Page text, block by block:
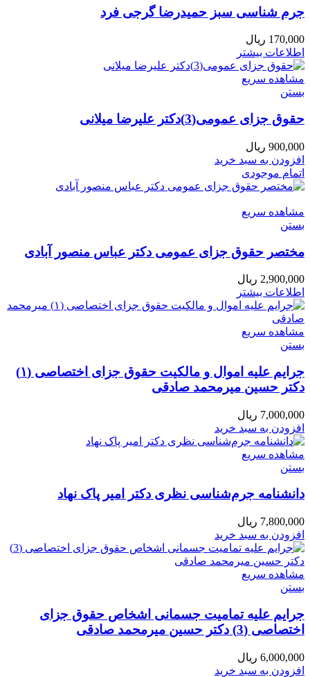
جرم شناسی سبز حمیدرضا گرجی فرد
170,000 ریال
اطلاعات بیشتر
مشاهده سریع
بستن
حقوق جزای عمومی(3)دکتر علیرضا میلانی
900,000 ریال
افزودن به سبد خرید
اتمام موجودی
مشاهده سریع
بستن
مختصر حقوق جزای عمومی دکتر عباس منصور آبادی
2,900,000 ریال
اطلاعات بیشتر
مشاهده سریع
بستن
جرایم علیه اموال و مالکیت حقوق جزای اختصاصی (۱)
دکتر حسین میرمحمد صادقی
7,000,000 ریال
افزودن به سبد خرید
مشاهده سریع
بستن
دانشنامه جرم‌شناسی نظری دکتر امیر پاک نهاد
7,800,000 ریال
افزودن به سبد خرید
مشاهده سریع
بستن
جرایم علیه تمامیت جسمانی اشخاص حقوق جزای
اختصاصی (3) دکتر حسین میرمحمد صادقی
6,000,000 ریال
افزودن به سبد خرید